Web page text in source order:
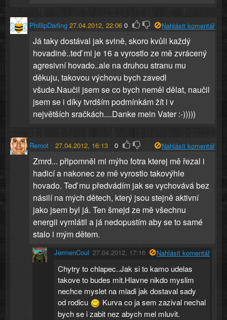
PhillipDarling 27.04.2012, 22:06 0 Nahlásit komentář
Já taky dostával jak svině, skoro kvůli každý
hovadině..teď mi je 16 a vyrostlo ze mě zvrácený
agresivní hovado..ale na druhou stranu mu
děkuju, takovou výchovu bych zavedl
všude.Naučil jsem se co bych neměl dělat, naučil
jsem se i díky tvrdším podmínkám žít i v
největších sračkách....Danke mein Vater :-)))))
Remot 27.04.2012, 16:13 0 Nahlásit komentář
Zmrd... připomněl mi mýho fotra kterej mě řezal i
hadicí a nakonec ze mě vyrostlo takovýhle
hovado. Teď mu předvádím jak se vychovává bez
násilí na mých dětech, který jsou stejně aktivní
jako jsem byl já. Ten šmejd ze mě všechnu
energii vymlátil a já nedopustím aby se to samé
stalo i mým dětem.
JermenCoul 27.04.2012, 17:16 Nahlásit komentář
Chytry to chlapec..Jak si to kamo udelas
takove to budes mit.Hlavne nikdo myslim
nechce myslet na mladi jak dostaval sady
od rodicu
Kurva co ja sem zazival nechal
bych se i zabit nez abych mel mluvit.